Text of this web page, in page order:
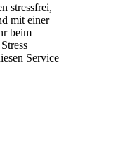
stressfrei,
mit einer
beim
Service